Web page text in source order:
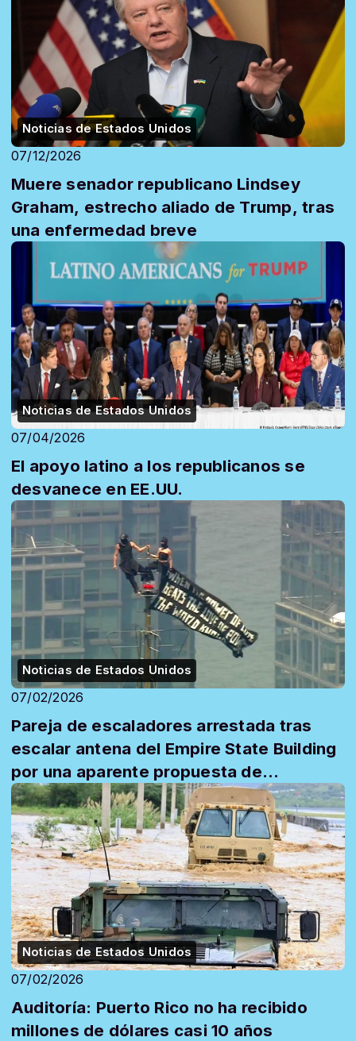
Noticias de Estados Unidos
07/12/2026
Muere senador republicano Lindsey
Graham, estrecho aliado de Trump, tras
una enfermedad breve
Noticias de Estados Unidos
07/04/2026
El apoyo latino a los republicanos se
desvanece en EE.UU.
Noticias de Estados Unidos
07/02/2026
Pareja de escaladores arrestada tras
escalar antena del Empire State Building
por una aparente propuesta de
matrimonio
Noticias de Estados Unidos
07/02/2026
Auditoría: Puerto Rico no ha recibido
millones de dólares casi 10 años